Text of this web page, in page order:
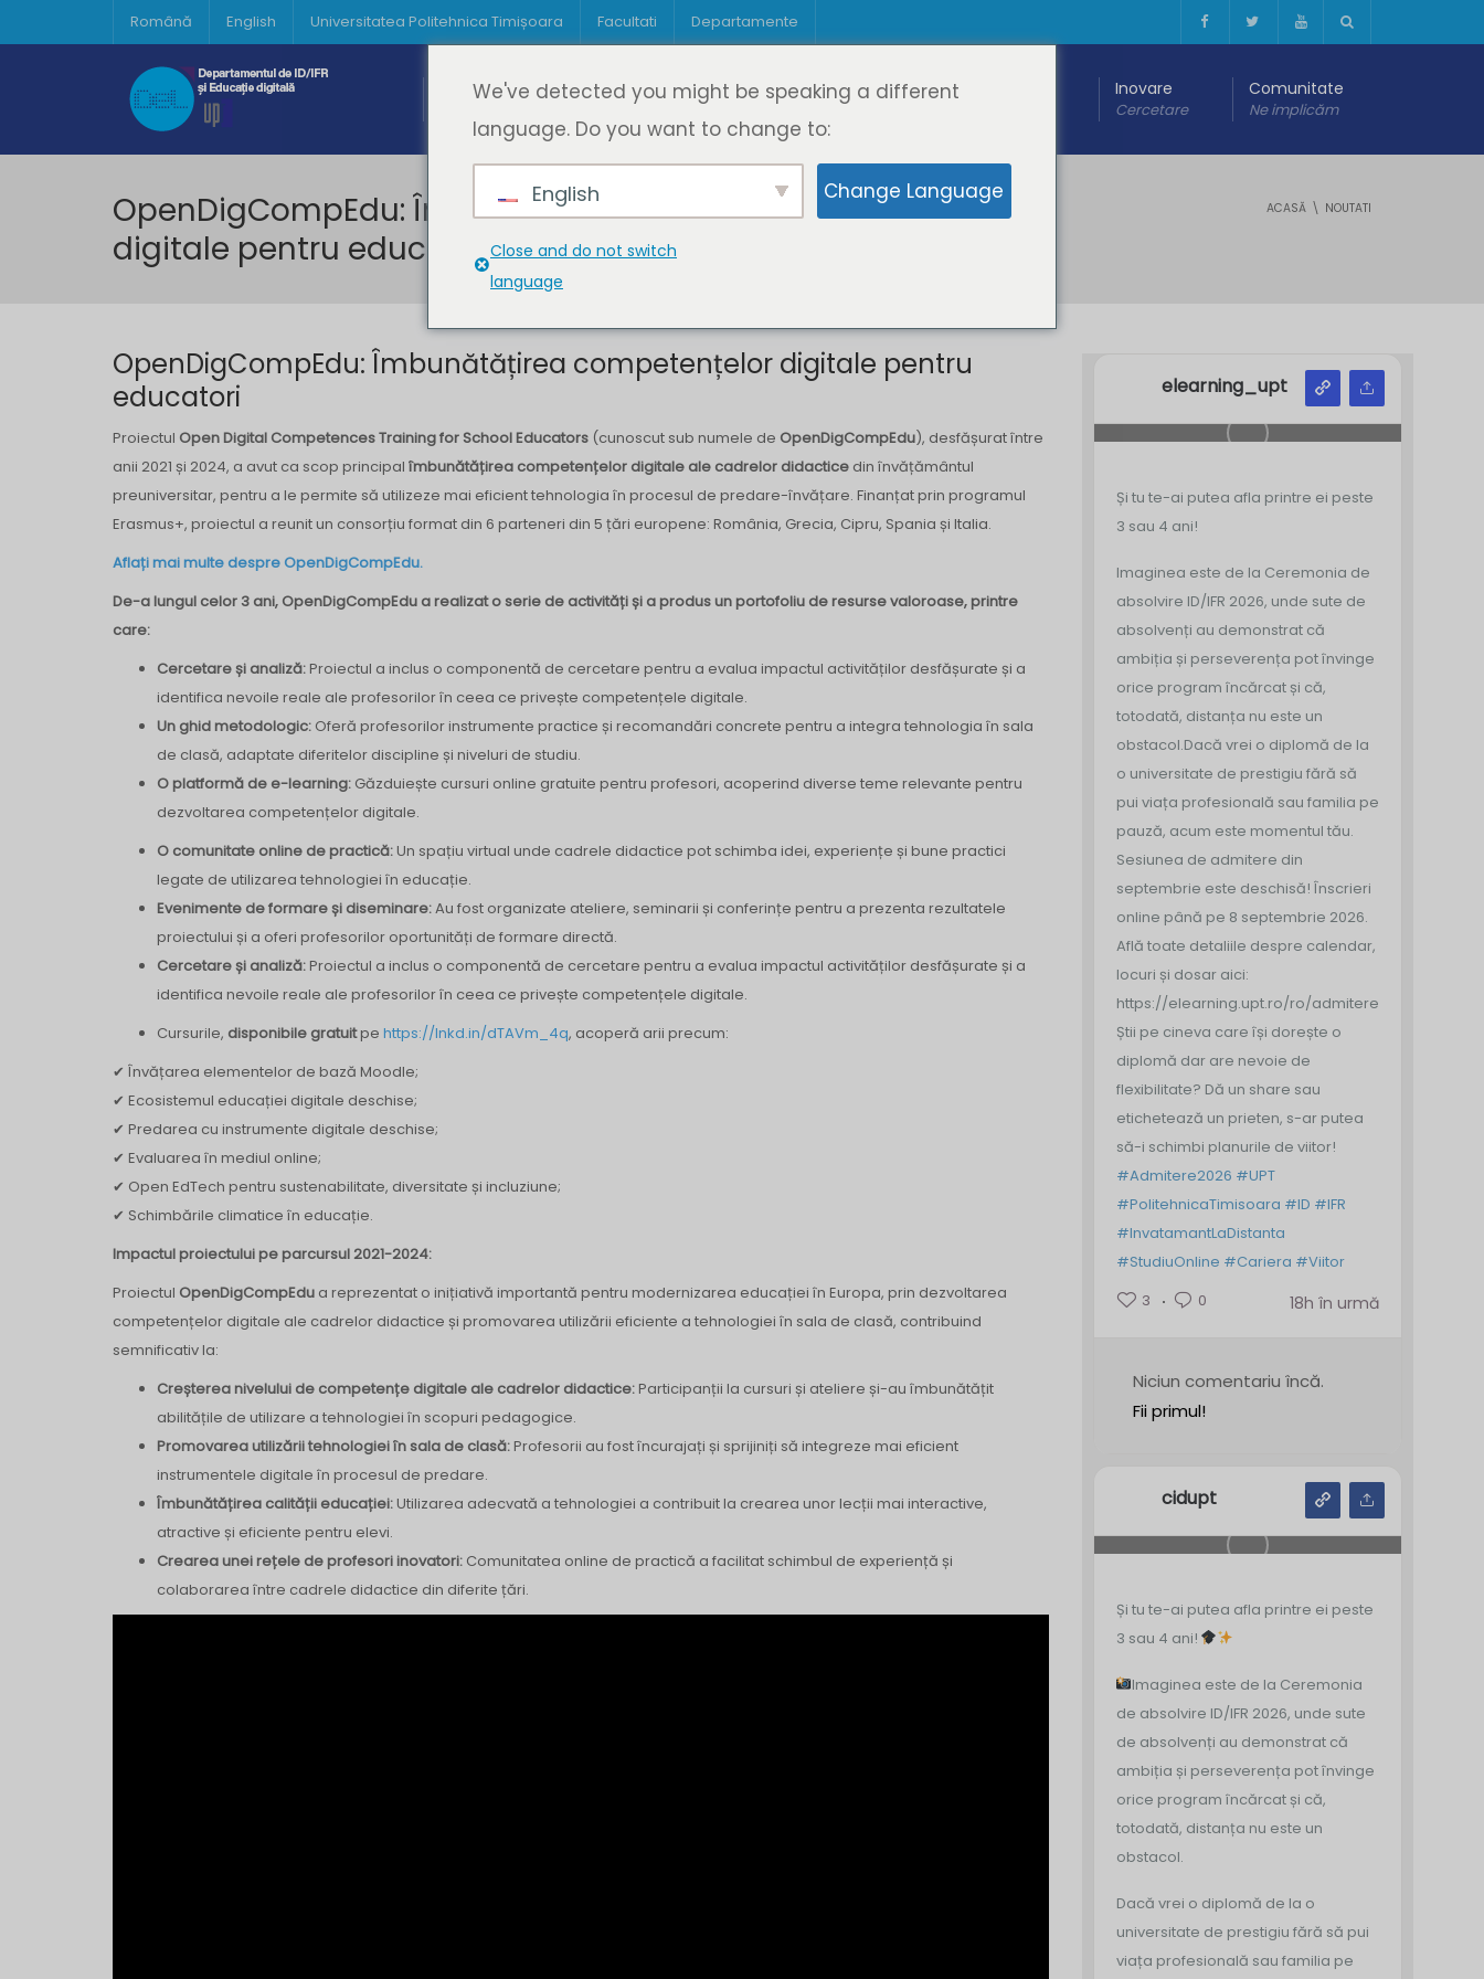
Română English Universitatea Politehnica Timișoara Facultati Departamente
Acasă Despre DeL
Cine suntem
Educație
Oferta de cursuri
Educație digitală Inovare
Cercetare
Comunitate
Ne implicăm
OpenDigCompEdu: Îmbunătățirea competențelor
digitale pentru educatori
ACASĂ NOUTATI
OpenDigCompEdu: Îmbunătățirea competențelor digitale pentru
educatori
Proiectul Open Digital Competences Training for School Educators (cunoscut sub numele de OpenDigCompEdu), desfășurat între
anii 2021 și 2024, a avut ca scop principal îmbunătățirea competențelor digitale ale cadrelor didactice din învățământul
preuniversitar, pentru a le permite să utilizeze mai eficient tehnologia în procesul de predare-învățare. Finanțat prin programul
Erasmus+, proiectul a reunit un consorțiu format din 6 parteneri din 5 țări europene: România, Grecia, Cipru, Spania și Italia.
Aflați mai multe despre OpenDigCompEdu.
De-a lungul celor 3 ani, OpenDigCompEdu a realizat o serie de activități și a produs un portofoliu de resurse valoroase, printre
care:
Cercetare și analiză: Proiectul a inclus o componentă de cercetare pentru a evalua impactul activităților desfășurate și a
identifica nevoile reale ale profesorilor în ceea ce privește competențele digitale.
Un ghid metodologic: Oferă profesorilor instrumente practice și recomandări concrete pentru a integra tehnologia în sala
de clasă, adaptate diferitelor discipline și niveluri de studiu.
O platformă de e-learning: Găzduiește cursuri online gratuite pentru profesori, acoperind diverse teme relevante pentru
dezvoltarea competențelor digitale.
O comunitate online de practică: Un spațiu virtual unde cadrele didactice pot schimba idei, experiențe și bune practici
legate de utilizarea tehnologiei în educație.
Evenimente de formare și diseminare:Au fost organizate ateliere, seminarii și conferințe pentru a prezenta rezultatele
proiectului și a oferi profesorilor oportunități de formare directă.
Cercetare și analiză: Proiectul a inclus o componentă de cercetare pentru a evalua impactul activităților desfășurate și a
identifica nevoile reale ale profesorilor în ceea ce privește competențele digitale.
Cursurile, disponibile gratuitpe https://lnkd.in/dTAVm_4q, acoperă arii precum:
✔ Învățarea elementelor de bază Moodle;
✔ Ecosistemul educației digitale deschise;
✔ Predarea cu instrumente digitale deschise;
✔ Evaluarea în mediul online;
✔ Open EdTech pentru sustenabilitate, diversitate și incluziune;
✔ Schimbările climatice în educație.
Impactul proiectului pe parcursul 2021-2024:
Proiectul OpenDigCompEdu a reprezentat o inițiativă importantă pentru modernizarea educației în Europa, prin dezvoltarea
competențelor digitale ale cadrelor didactice și promovarea utilizării eficiente a tehnologiei în sala de clasă, contribuind
semnificativ la:
Creșterea nivelului de competențe digitale ale cadrelor didactice: Participanții la cursuri și ateliere și-au îmbunătățit
abilitățile de utilizare a tehnologiei în scopuri pedagogice.
Promovarea utilizării tehnologiei în sala de clasă: Profesorii au fost încurajați și sprijiniți să integreze mai eficient
instrumentele digitale în procesul de predare.
Îmbunătățirea calității educației: Utilizarea adecvată a tehnologiei a contribuit la crearea unor lecții mai interactive,
atractive și eficiente pentru elevi.
Crearea unei rețele de profesori inovatori: Comunitatea online de practică a facilitat schimbul de experiență și
colaborarea între cadrele didactice din diferite țări.
elearning_upt
Și tu te-ai putea afla printre ei peste
3 sau 4 ani!
Imaginea este de la Ceremonia de
absolvire ID/IFR 2026, unde sute de
absolvenți au demonstrat că
ambiția și perseverența pot învinge
orice program încărcat și că,
totodată, distanța nu este un
obstacol.Dacă vrei o diplomă de la
o universitate de prestigiu fără să
pui viața profesională sau familia pe
pauză, acum este momentul tău.
Sesiunea de admitere din
septembrie este deschisă! Înscrieri
online până pe 8 septembrie 2026.
Află toate detaliile despre calendar,
locuri și dosar aici:
https://elearning.upt.ro/ro/admitere/
Știi pe cineva care își dorește o
diplomă dar are nevoie de
flexibilitate? Dă un share sau
etichetează un prieten, s-ar putea
să-i schimbi planurile de viitor!
#Admitere2026 #UPT
#PolitehnicaTimisoara #ID #IFR
#InvatamantLaDistanta
#StudiuOnline #Cariera #Viitor
3
0 18h în urmă
Niciun comentariu încă.
Fii primul!
cidupt
Și tu te-ai putea afla printre ei peste
3 sau 4 ani!
Imaginea este de la Ceremonia
de absolvire ID/IFR 2026, unde sute
de absolvenți au demonstrat că
ambiția și perseverența pot învinge
orice program încărcat și că,
totodată, distanța nu este un
obstacol.
Dacă vrei o diplomă de la o
universitate de prestigiu fără să pui
viața profesională sau familia pe
We've detected you might be speaking a different
language. Do you want to change to:
English Change Language
Close and do not switch
language